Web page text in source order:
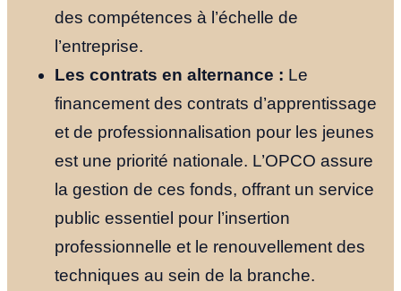
des compétences à l’échelle de
l’entreprise.
Les contrats en alternance : Le
financement des contrats d’apprentissage
et de professionnalisation pour les jeunes
est une priorité nationale. L’OPCO assure
la gestion de ces fonds, offrant un service
public essentiel pour l’insertion
professionnelle et le renouvellement des
techniques au sein de la branche.